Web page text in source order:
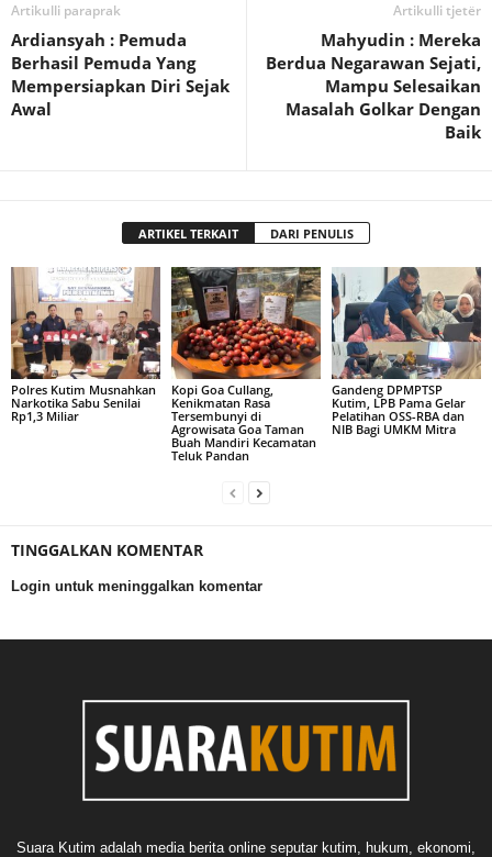
Artikulli paraprak
Ardiansyah : Pemuda
Berhasil Pemuda Yang
Mempersiapkan Diri Sejak
Awal
Artikulli tjetër
Mahyudin : Mereka
Berdua Negarawan Sejati,
Mampu Selesaikan
Masalah Golkar Dengan
Baik
ARTIKEL TERKAIT DARI PENULIS
Polres Kutim Musnahkan
Narkotika Sabu Senilai
Rp1,3 Miliar
Kopi Goa Cullang,
Kenikmatan Rasa
Tersembunyi di
Agrowisata Goa Taman
Buah Mandiri Kecamatan
Teluk Pandan
Gandeng DPMPTSP
Kutim, LPB Pama Gelar
Pelatihan OSS-RBA dan
NIB Bagi UMKM Mitra
TINGGALKAN KOMENTAR
Login untuk meninggalkan komentar
Suara Kutim adalah media berita online seputar kutim, hukum, ekonomi,